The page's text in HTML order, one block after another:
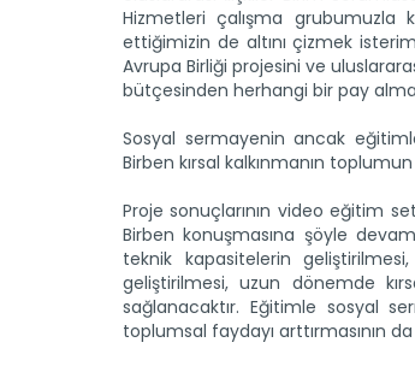
Hizmetleri çalışma grubumuzla
ettiğimizin de altını çizmek
Avrupa Birliği projesini ve
bütçesinden herhangi bir pay
Sosyal sermayenin ancak
Birben kırsal kalkınmanın
Proje sonuçlarının video eğitim
Birben konuşmasına şöyle
teknik kapasitelerin
geliştirilmesi, uzun dönemde
sağlanacaktır. Eğitimle sosyal
toplumsal faydayı arttırmasının